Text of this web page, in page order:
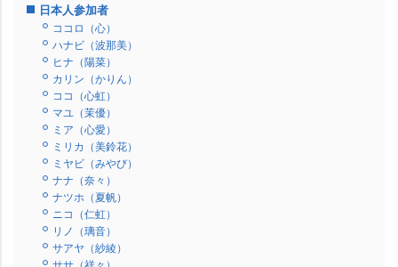
日本人参加者
ココロ（心）
ハナビ（波那美）
ヒナ（陽菜）
カリン（かりん）
ココ（心虹）
マユ（茉優）
ミア（心愛）
ミリカ（美鈴花）
ミヤビ（みやび）
ナナ（奈々）
ナツホ（夏帆）
ニコ（仁虹）
リノ（璃音）
サアヤ（紗綾）